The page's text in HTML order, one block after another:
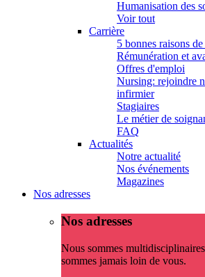
Humanisation des
Voir tout
Carrière
5 bonnes raisons
Rémunération et
Offres d'emploi
Nursing: rejoindre
infirmier
Stagiaires
Le métier de
FAQ
Actualités
Notre actualité
Nos événements
Magazines
Nos adresses
Nos adresses
Nous sommes
sommes jamais loin de vous.